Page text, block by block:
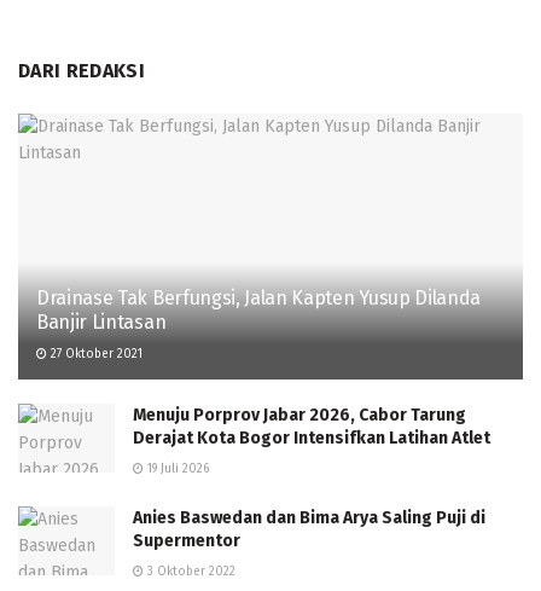
DARI REDAKSI
Drainase Tak Berfungsi, Jalan Kapten Yusup Dilanda
Banjir Lintasan
27 Oktober 2021
Menuju Porprov Jabar 2026, Cabor Tarung
Derajat Kota Bogor Intensifkan Latihan Atlet
19 Juli 2026
Anies Baswedan dan Bima Arya Saling Puji di
Supermentor
3 Oktober 2022